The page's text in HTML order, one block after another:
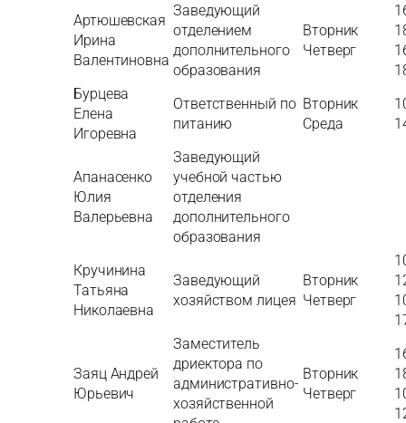
Артюшевская
Ирина
Валентиновна
Заведующий
отделением
дополнительного
образования
Вторник
Четверг
Бурцева
Елена
Игоревна
Ответственный по
питанию
Вторник
Среда
Апанасенко
Юлия
Валерьевна
Заведующий
учебной частью
отделения
дополнительного
образования
Кручинина
Татьяна
Николаевна
Заведующий
хозяйством лицея
Вторник
Четверг
Заяц Андрей
Юрьевич
Заместитель
дриектора по
административно-
хозяйственной
Вторник
Четверг